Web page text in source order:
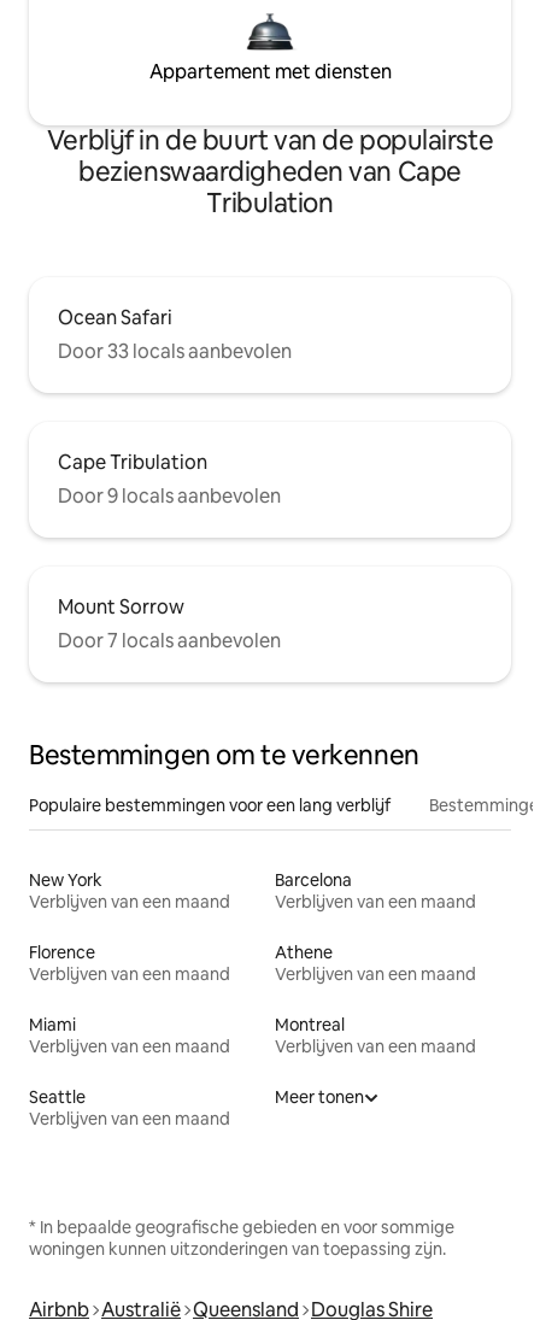
Appartement met diensten
Verblijf in de buurt van de populairste
bezienswaardigheden van Cape
Tribulation
Ocean Safari
Door 33 locals aanbevolen
Cape Tribulation
Door 9 locals aanbevolen
Mount Sorrow
Door 7 locals aanbevolen
Bestemmingen om te verkennen
Populaire bestemmingen voor een lang verblijf
New York
Verblijven van een maand
Barcelona
Verblijven van een maand
Florence
Verblijven van een maand
Athene
Verblijven van een maand
Miami
Verblijven van een maand
Montreal
Verblijven van een maand
Seattle
Verblijven van een maand
Meer tonen
* In bepaalde geografische gebieden en voor sommige
woningen kunnen uitzonderingen van toepassing zijn.
Airbnb Australië Queensland Douglas Shire